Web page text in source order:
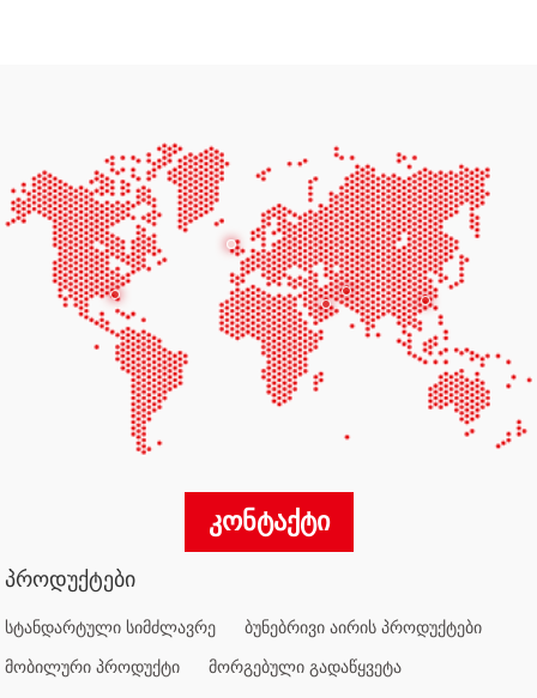
ᲙᲝᲜᲢᲐᲥᲢᲘ
ᲞᲠᲝᲓᲣᲥᲢᲔᲑᲘ
სტანდარტული სიმძლავრე
ბუნებრივი აირის პროდუქტები
მობილური პროდუქტი
მორგებული გადაწყვეტა